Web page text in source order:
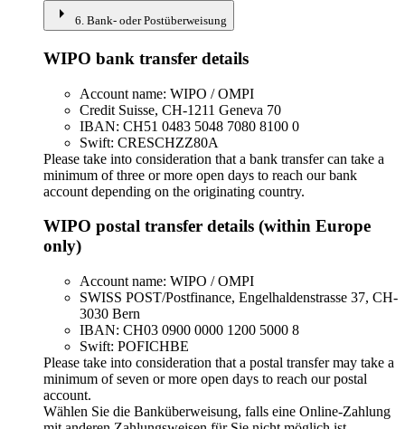
arrow_right 6. Bank- oder Postüberweisung
WIPO bank transfer details
Account name: WIPO / OMPI
Credit Suisse, CH-1211 Geneva 70
IBAN: CH51 0483 5048 7080 8100 0
Swift: CRESCHZZ80A
Please take into consideration that a bank transfer can take a
minimum of three or more open days to reach our bank
account depending on the originating country.
WIPO postal transfer details (within Europe
only)
Account name: WIPO / OMPI
SWISS POST/Postfinance, Engelhaldenstrasse 37, CH-
3030 Bern
IBAN: CH03 0900 0000 1200 5000 8
Swift: POFICHBE
Please take into consideration that a postal transfer may take a
minimum of seven or more open days to reach our postal
account.
Wählen Sie die Banküberweisung, falls eine Online-Zahlung